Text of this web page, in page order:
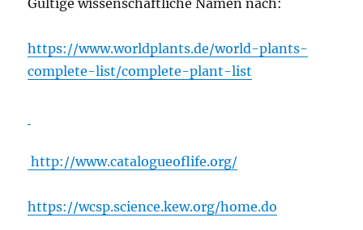
https://www.worldplants.de/world-plants-
complete-list/complete-plant-list
http://www.catalogueoflife.org/
https://wcsp.science.kew.org/home.do